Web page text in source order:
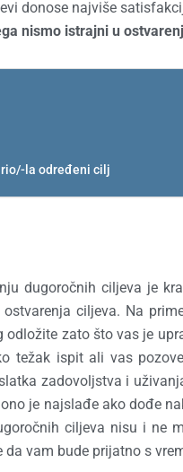
donose najviše
nismo istrajni u
la određeni cilj
dugoročnih ciljeva je
ciljeva. Na
zato što vas je
težak ispit ali vas
zadovoljstva i
je najslađe ako dođe
ciljeva nisu i ne
vam bude prijatno s